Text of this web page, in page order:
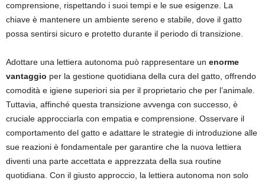
comprensione, rispettando i suoi tempi e le sue esigenze. La
chiave è mantenere un ambiente sereno e stabile, dove il gatto
possa sentirsi sicuro e protetto durante il periodo di transizione.
Adottare una lettiera autonoma può rappresentare un enorme
vantaggio per la gestione quotidiana della cura del gatto, offrendo
comodità e igiene superiori sia per il proprietario che per l’animale.
Tuttavia, affinché questa transizione avvenga con successo, è
cruciale approcciarla con empatia e comprensione. Osservare il
comportamento del gatto e adattare le strategie di introduzione alle
sue reazioni è fondamentale per garantire che la nuova lettiera
diventi una parte accettata e apprezzata della sua routine
quotidiana. Con il giusto approccio, la lettiera autonoma non solo